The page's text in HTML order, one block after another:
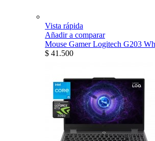
Vista rápida
Añadir a comparar
Mouse Gamer Logitech G203
$ 41.500